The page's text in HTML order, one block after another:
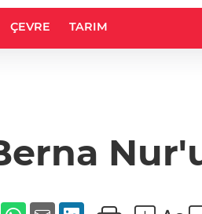
ÇEVRE TARIM